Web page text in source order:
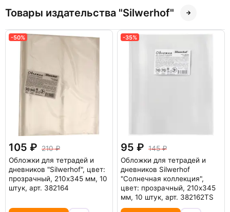
Товары издательства "Silwerhof"
-50%
105
210
Обложки для тетрадей и
дневников "Silwerhof", цвет:
прозрачный, 210x345 мм, 10
штук, арт. 382164
-35%
95
145
Обложки для тетрадей и
дневников Silwerhof
"Солнечная коллекция",
цвет: прозрачный, 210x345
мм, 10 штук, арт. 382162TS